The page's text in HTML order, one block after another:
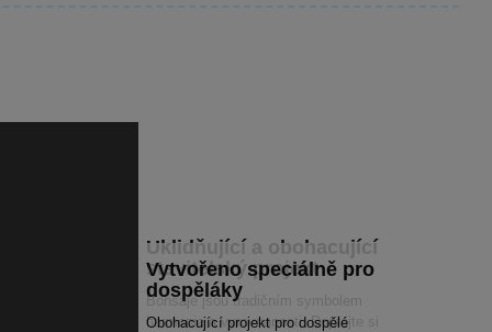
Uklidňující a obohacující
stavitelský projekt
Bonsaje jsou tradičním symbolem
harmonie a vyrovnanosti. Dopřejte si
Vytvořeno speciálně pro
dospěláky
Obohacující projekt pro dospělé